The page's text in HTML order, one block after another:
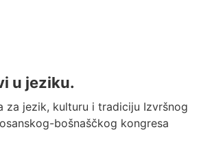
u jeziku.
za jezik, kulturu i tradiciju Izvršnog
bošnaščkog kongresa